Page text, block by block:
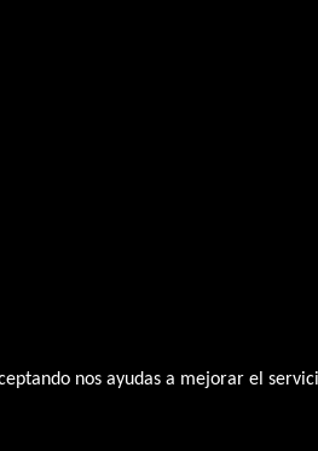
nos ayudas a mejorar el
22 Video de la película
alquilar o contratar un servicio de